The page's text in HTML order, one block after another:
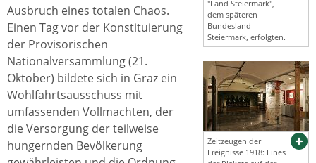
"Land Steiermark",
dem späteren
Bundesland
Steiermark, erfolgten.
Zeitzeugen der
Ereignisse 1918: Eines
Ausbruch eines totalen Chaos.
Einen Tag vor der Konstituierung
der Provisorischen
Nationalversammlung (21.
Oktober) bildete sich in Graz ein
Wohlfahrtsausschuss mit
umfassenden Vollmachten, der
die Versorgung der teilweise
hungernden Bevölkerung